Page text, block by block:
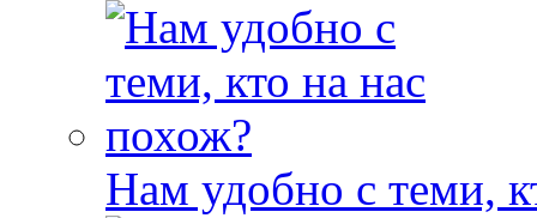
Нам удобно с теми,